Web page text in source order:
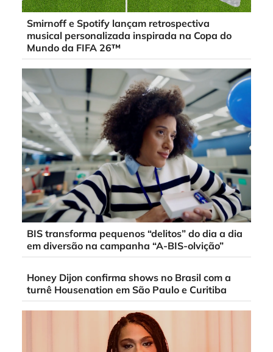
Smirnoff e Spotify lançam retrospectiva
musical personalizada inspirada na Copa do
Mundo da FIFA 26™
BIS transforma pequenos “delitos” do dia a dia
em diversão na campanha “A-BIS-olvição”
Honey Dijon confirma shows no Brasil com a
turnê Housenation em São Paulo e Curitiba